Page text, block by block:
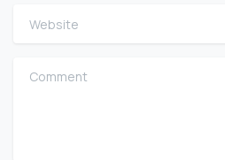
Website
Comment